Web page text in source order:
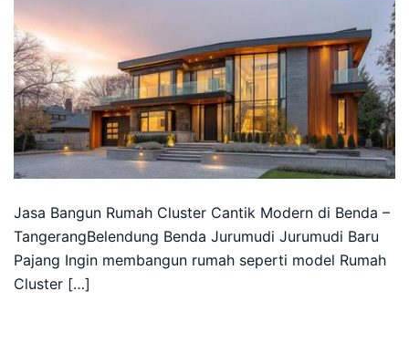
Jasa Bangun Rumah Cluster Cantik Modern di Benda –
TangerangBelendung Benda Jurumudi Jurumudi Baru
Pajang Ingin membangun rumah seperti model Rumah
Cluster […]